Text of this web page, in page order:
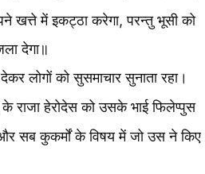
खत्ते में इकट्ठा करेगा, परन्तु भूसी को
देगा॥
लोगों को सुसमाचार सुनाता रहा।
राजा हेरोदेस को उसके भाई फिलेप्पुस
और सब कुकर्मों के विषय में जो उस ने किए